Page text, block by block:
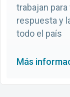
trabajan
respuesta y
todo el país
Más